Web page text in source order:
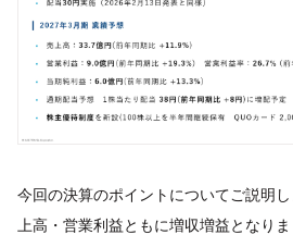
今回の決算のポイントについてご説明
上高・営業利益ともに増収増益となり